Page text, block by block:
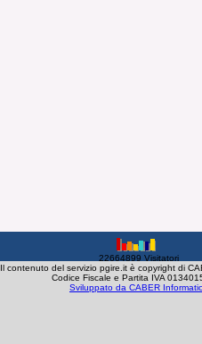
22664899 Visitatori
Il contenuto del servizio pgire.it è copyright di
Codice Fiscale e Partita IVA
Sviluppato da CABER